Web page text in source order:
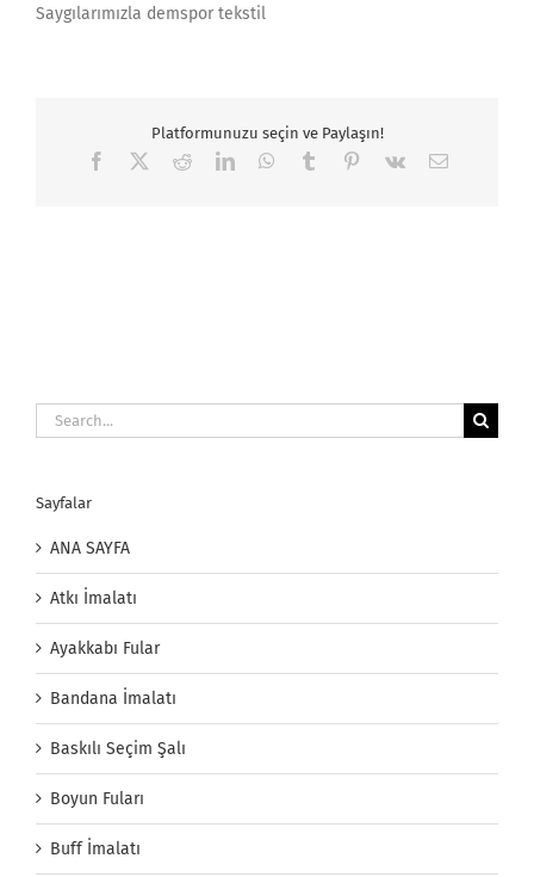
Saygılarımızla demspor tekstil
Platformunuzu seçin ve Paylaşın!
Facebook RedditLinkedInWhatsApp
Tumblr Pinterest
Vk Email
Search
for:
Sayfalar
ANA SAYFA
Atkı İmalatı
Ayakkabı Fular
Bandana İmalatı
Baskılı Seçim Şalı
Boyun Fuları
Buff İmalatı